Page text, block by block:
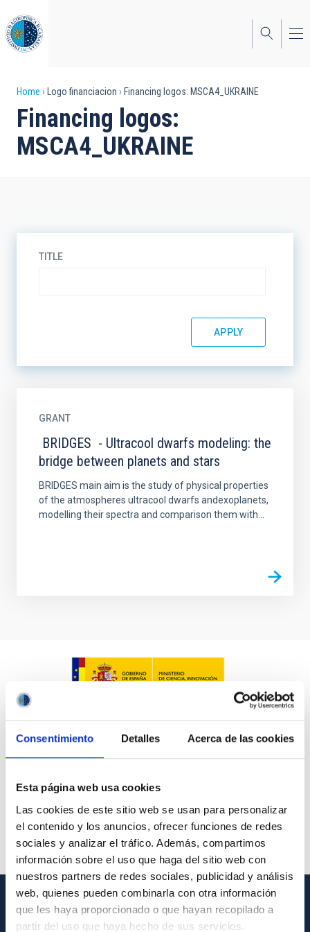
Consentimiento Detalles Acerca de las cookies
Esta página web usa cookies
Las cookies de este sitio web se usan para personalizar
el contenido y los anuncios, ofrecer funciones de redes
sociales y analizar el tráfico. Además, compartimos
información sobre el uso que haga del sitio web con
nuestros partners de redes sociales, publicidad y análisis
web, quienes pueden combinarla con otra información
que les haya proporcionado o que hayan recopilado a
partir del uso que haya hecho de sus servicios.
to
main
content
Breadcrumb
Home Logo financiacion Financing logos: MSCA4_UKRAINE
Financing logos:
MSCA4_UKRAINE
TITLE
GRANT
BRIDGES - Ultracool dwarfs modeling: the
bridge between planets and stars
BRIDGES main aim is the study of physical properties
of the atmospheres ultracool dwarfs andexoplanets,
modelling their spectra and comparison them with...
GENERAL INFORMATION